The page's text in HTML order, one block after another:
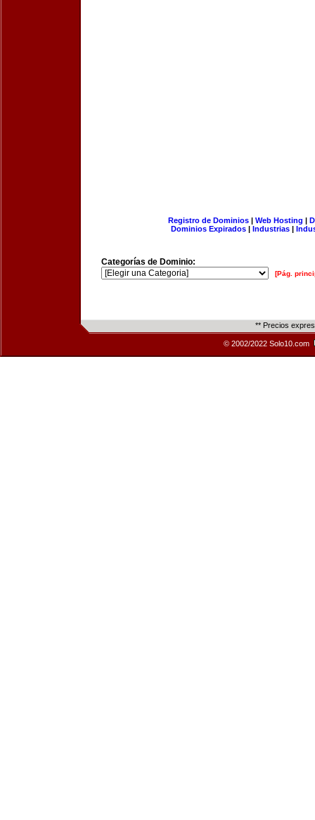
Registro de Dominios| Web Hosting |
Dominios Expirados | Industrias |
Categorías de Dominio:
[Pág.
** Precios
© 2002/2022 Solo10.com